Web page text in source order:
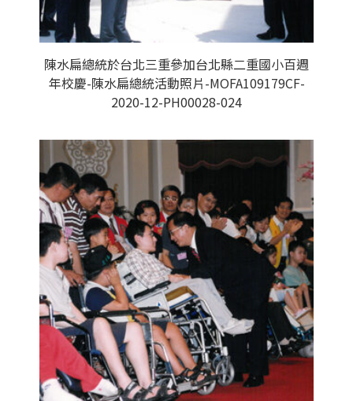
陳水扁總統於台北三重參加台北縣二重國小百週
年校慶-陳水扁總統活動照片-MOFA109179CF-
2020-12-PH00028-024